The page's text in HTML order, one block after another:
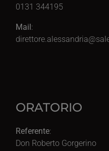
0131 344195
Mail:
ORATORIO
Referente:
Don Roberto Gorgerino